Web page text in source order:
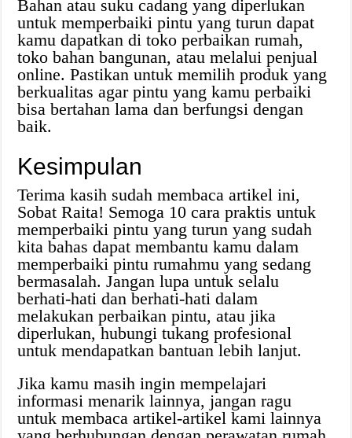
Bahan atau suku cadang yang diperlukan
untuk memperbaiki pintu yang turun dapat
kamu dapatkan di toko perbaikan rumah,
toko bahan bangunan, atau melalui penjual
online. Pastikan untuk memilih produk yang
berkualitas agar pintu yang kamu perbaiki
bisa bertahan lama dan berfungsi dengan
baik.
Kesimpulan
Terima kasih sudah membaca artikel ini,
Sobat Raita! Semoga 10 cara praktis untuk
memperbaiki pintu yang turun yang sudah
kita bahas dapat membantu kamu dalam
memperbaiki pintu rumahmu yang sedang
bermasalah. Jangan lupa untuk selalu
berhati-hati dan berhati-hati dalam
melakukan perbaikan pintu, atau jika
diperlukan, hubungi tukang profesional
untuk mendapatkan bantuan lebih lanjut.
Jika kamu masih ingin mempelajari
informasi menarik lainnya, jangan ragu
untuk membaca artikel-artikel kami lainnya